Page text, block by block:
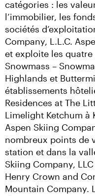
catégories : les
l’immobilier, les
sociétés
Company, L.L.C.
et exploite les quatre
Snowmass –
Highlands et
établissements
Residences at The
Limelight Ketchum à
Aspen Skiing
nombreux points de
station et dans la
Skiing Company,
Henry Crown and
Mountain Company.